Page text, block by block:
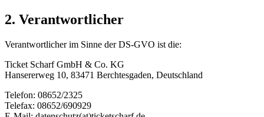
2. Verantwortlicher
Verantwortlicher im Sinne der DS-GVO ist die:
Ticket Scharf GmbH & Co. KG
Hansererweg 10, 83471 Berchtesgaden, Deutschland
Telefon: 08652/2325
Telefax: 08652/690929